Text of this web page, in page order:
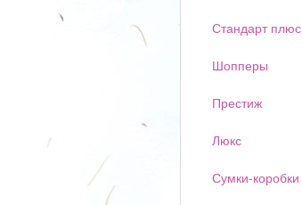
Стандарт плюс
Шопперы
Престиж
Люкс
Сумки-коробки